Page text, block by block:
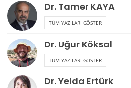
Dr. Tamer KAYA
TÜM YAZILARI GÖSTER
Dr. Uğur Köksal
TÜM YAZILARI GÖSTER
Dr. Yelda Ertürk